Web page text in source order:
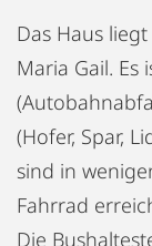
Das Haus
Maria Gail.
(Hofer, Spar,
sind in
Fahrrad
Die